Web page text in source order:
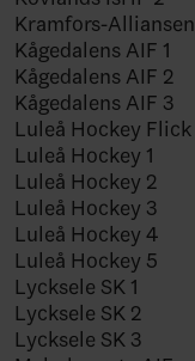
Kramfors-Alliansen
Kågedalens AIF 1
Kågedalens AIF 2
Kågedalens AIF 3
Luleå Hockey Flick
Luleå Hockey 1
Luleå Hockey 2
Luleå Hockey 3
Luleå Hockey 4
Luleå Hockey 5
Lycksele SK 1
Lycksele SK 2
Lycksele SK 3